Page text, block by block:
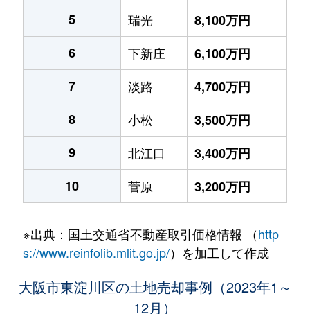
5
瑞光
8,100万円
6
下新庄
6,100万円
7
淡路
4,700万円
8
小松
3,500万円
9
北江口
3,400万円
10
菅原 3,200万円
※出典：国土交通省不動産取引価格情報 （http
s://www.reinfolib.mlit.go.jp/）を加工して作成
大阪市東淀川区の土地売却事例（2023年1～
12月）